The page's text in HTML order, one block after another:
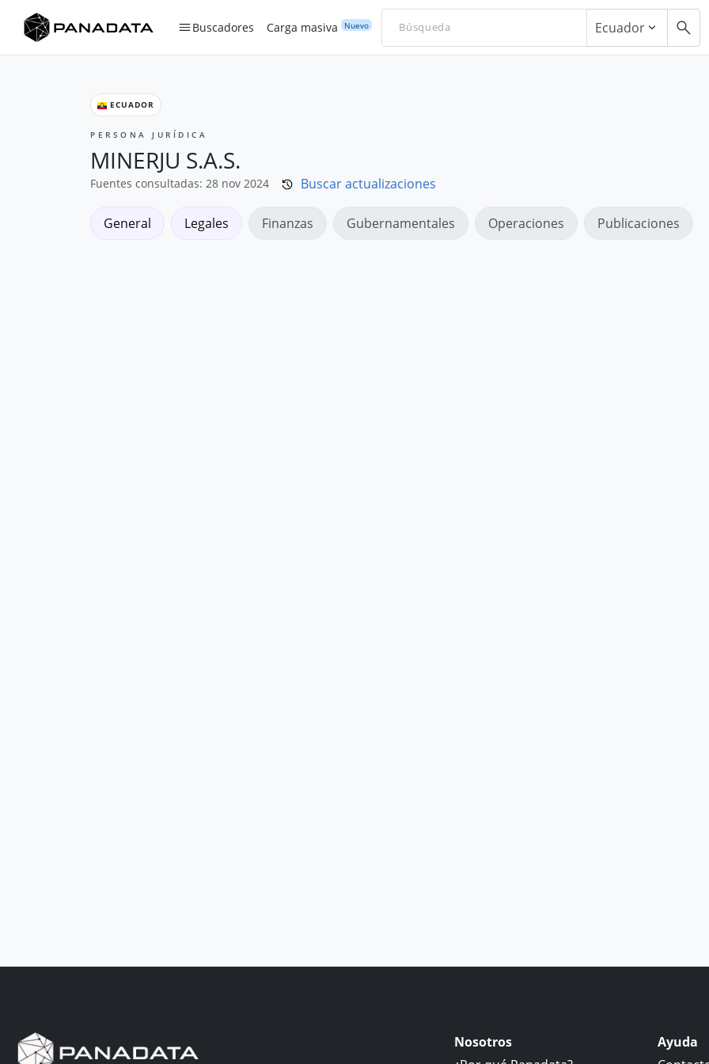
Buscadores Carga masiva Nuevo Ecuador
ECUADOR
PERSONA JURÍDICA
MINERJU S.A.S.
Fuentes consultadas: 28 nov 2024 Buscar actualizaciones
General Legales Finanzas Gubernamentales Operaciones Publicaciones
Nosotros
Ayuda